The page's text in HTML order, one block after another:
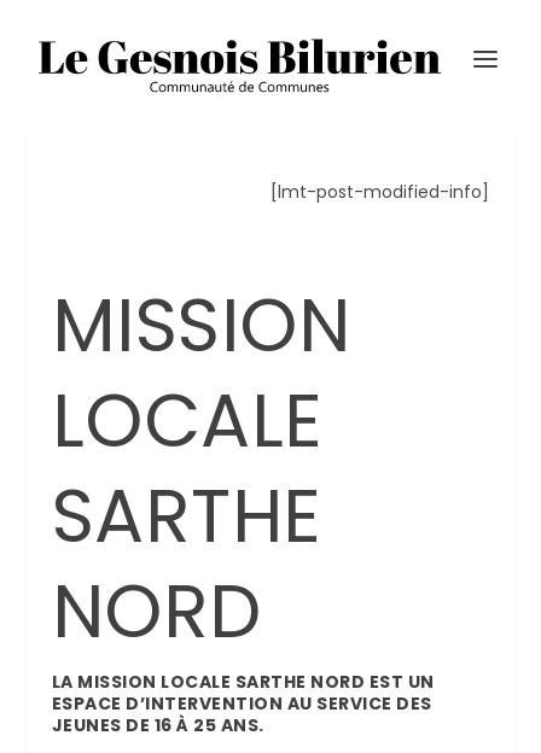
[lmt-post-modified-info]
MISSION
LOCALE
SARTHE
NORD
LA MISSION LOCALE SARTHE NORD EST UN
ESPACE D’INTERVENTION AU SERVICE DES
JEUNES DE 16 À 25 ANS.